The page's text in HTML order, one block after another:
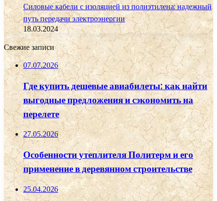
Силовые кабели с изоляцией из полиэтилена: надежный
путь передачи электроэнергии
18.03.2024
Свежие записи
07.07.2026
Где купить дешевые авиабилеты: как найти
выгодные предложения и сэкономить на
перелете
27.05.2026
Особенности утеплителя Политерм и его
применение в деревянном строительстве
25.04.2026